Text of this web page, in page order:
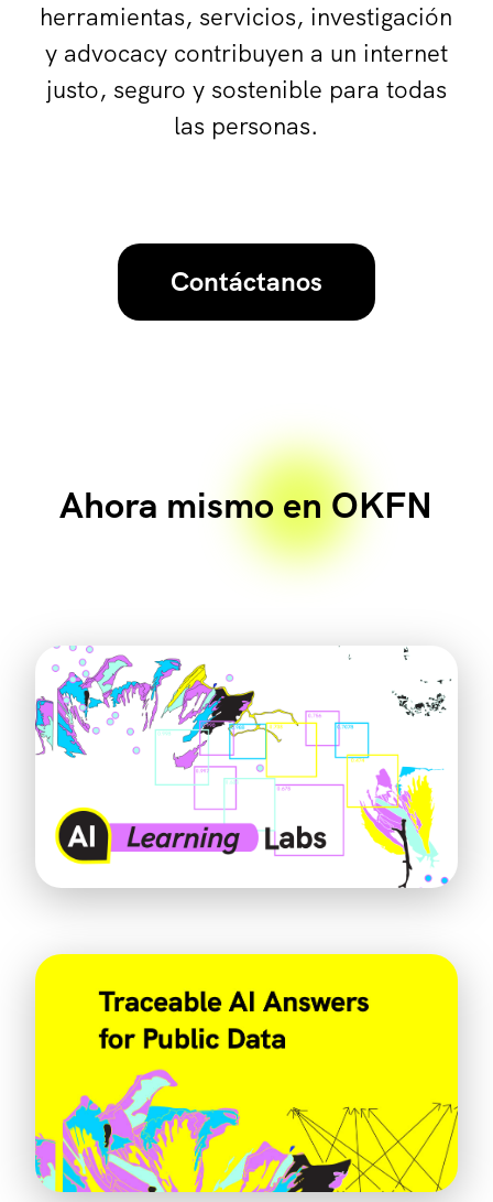
herramientas, servicios, investigación
y advocacy contribuyen a un internet
justo, seguro y sostenible para todas
las personas.
Contáctanos
Ahora mismo en OKFN